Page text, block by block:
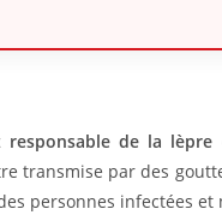
responsable de la
transmise par des
personnes infectées et